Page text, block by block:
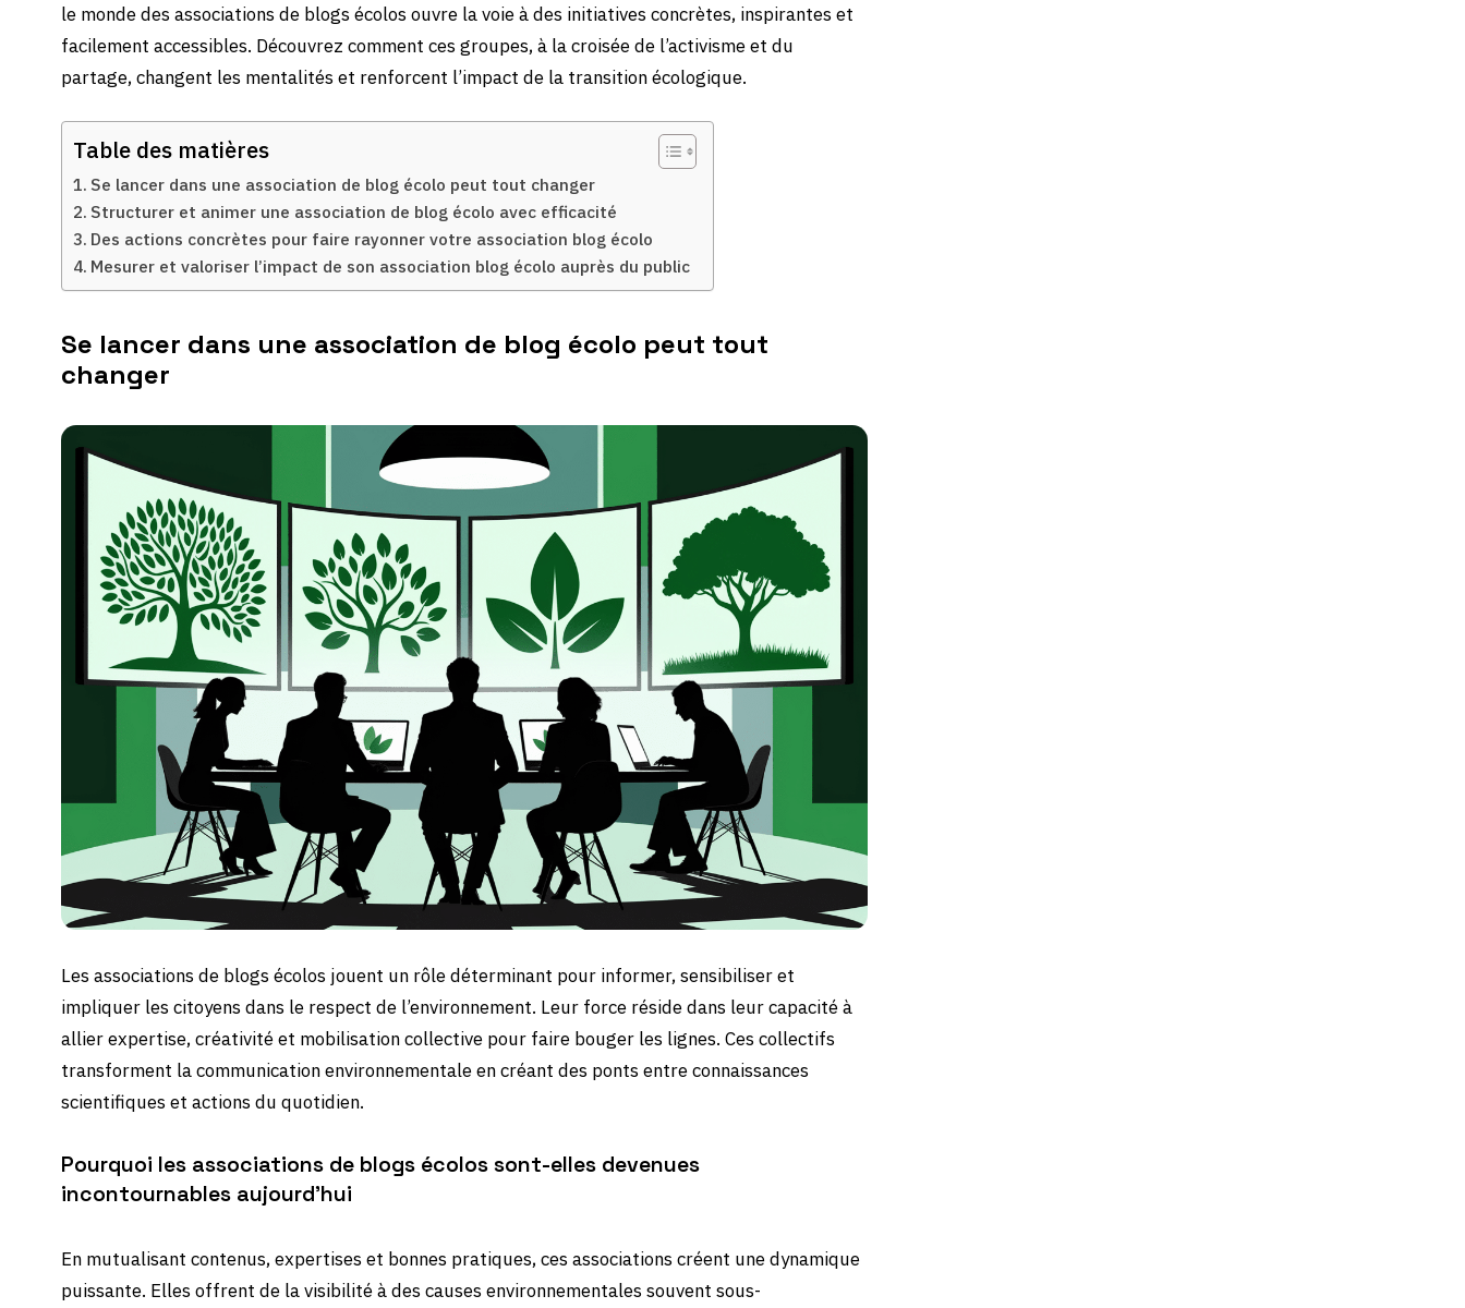
le monde des associations de blogs écolos ouvre la voie à des initiatives concrètes, inspirantes et
facilement accessibles. Découvrez comment ces groupes, à la croisée de l’activisme et du
partage, changent les mentalités et renforcent l’impact de la transition écologique.
Table des matières
Se lancer dans une association de blog écolo peut tout changer
Structurer et animer une association de blog écolo avec efficacité
Des actions concrètes pour faire rayonner votre association blog écolo
Mesurer et valoriser l’impact de son association blog écolo auprès du public
Se lancer dans une association de blog écolo peut tout
changer
Les associations de blogs écolos jouent un rôle déterminant pour informer, sensibiliser et
impliquer les citoyens dans le respect de l’environnement. Leur force réside dans leur capacité à
allier expertise, créativité et mobilisation collective pour faire bouger les lignes. Ces collectifs
transforment la communication environnementale en créant des ponts entre connaissances
scientifiques et actions du quotidien.
Pourquoi les associations de blogs écolos sont-elles devenues
incontournables aujourd’hui
En mutualisant contenus, expertises et bonnes pratiques, ces associations créent une dynamique
puissante. Elles offrent de la visibilité à des causes environnementales souvent sous-